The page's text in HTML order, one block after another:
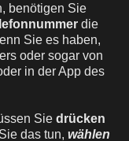
benötigen Sie
die
Sie es haben,
oder sogar von
in der App des
Sie drücken
das tun, wählen